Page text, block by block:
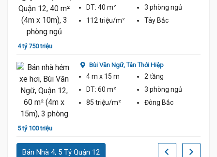
4 tỷ 750 triệu
DT: 40 m² 3 phòng ngủ
112 triệu/m²
Tây Bắc
5 tỷ 100 triệu
Bùi Văn Ngữ,Tân Thới Hiệp
4 m x 15 m
2 tầng
DT: 60 m² 3 phòng ngủ
85 triệu/m²
Đông Bắc
Bán Nhà 4, 5 Tỷ Quận 12